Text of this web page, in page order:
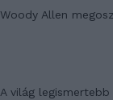
Woody Allen
A világ legismertebb